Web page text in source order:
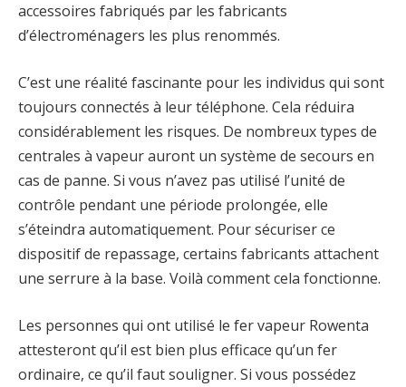
accessoires fabriqués par les fabricants
d’électroménagers les plus renommés.
C’est une réalité fascinante pour les individus qui sont
toujours connectés à leur téléphone. Cela réduira
considérablement les risques. De nombreux types de
centrales à vapeur auront un système de secours en
cas de panne. Si vous n’avez pas utilisé l’unité de
contrôle pendant une période prolongée, elle
s’éteindra automatiquement. Pour sécuriser ce
dispositif de repassage, certains fabricants attachent
une serrure à la base. Voilà comment cela fonctionne.
Les personnes qui ont utilisé le fer vapeur Rowenta
attesteront qu’il est bien plus efficace qu’un fer
ordinaire, ce qu’il faut souligner. Si vous possédez